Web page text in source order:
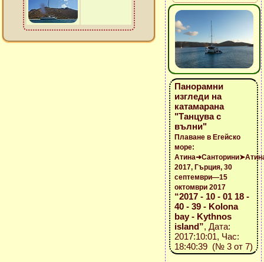
Панорамни
изгледи на
катамарана
"Танцува с
вълни"
Плаване в Егейско
море:
2017, Гърция, 30
септември—15
октомври 2017
“2017 - 10 - 01 18 -
40 - 39 - Kolona
bay - Kythnos
island”, Дата:
2017:10:01, Час:
18:40:39 (№ 3 от 7)